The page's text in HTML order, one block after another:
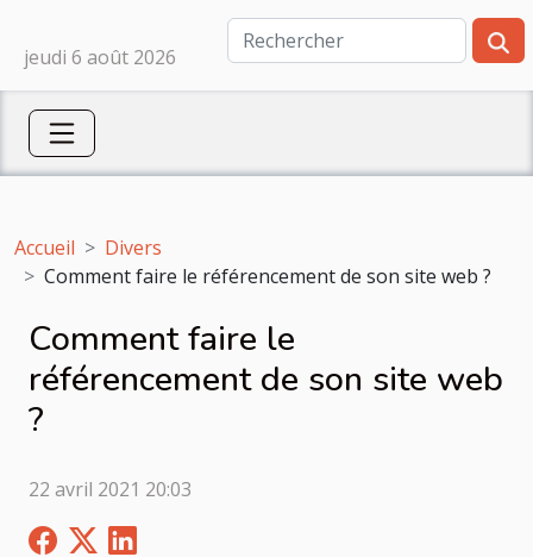
jeudi 6 août 2026
Accueil
Divers
Comment faire le référencement de son site web ?
Comment faire le
référencement de son site web
?
22 avril 2021 20:03